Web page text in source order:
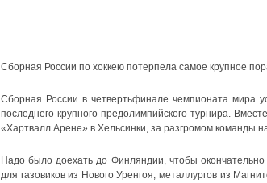
Сборная России по хоккею потерпела самое крупное
Сборная России в четвертьфинале чемпионата мира
последнего крупного предолимпийского турнира.
«Хартвалл Арене» в Хельсинки, за разгромом команды
Надо было доехать до Финляндии, чтобы
для газовиков из Нового Уренгоя, металлургов из